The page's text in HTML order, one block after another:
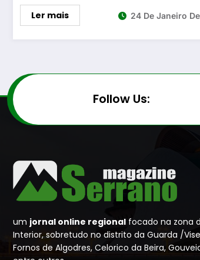
Ler mais 24 De Janeiro
Follow Us:
um jornal online regional focado na zona
Interior, sobretudo no distrito da Guarda /
Fornos de Algodres, Celorico da Beira,